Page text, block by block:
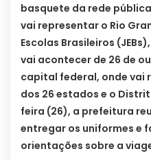
basquete da rede
vai representar o Rio
Escolas Brasileiros
vai acontecer de 26 de
capital federal, onde vai
dos 26 estados e o
feira (26), a prefeitura
entregar os uniformes e
orientações sobre a